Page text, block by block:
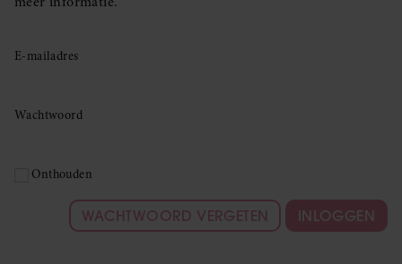
E-mailadres
Wachtwoord
Onthouden
WACHTWOORD VERGETEN INLOGGEN